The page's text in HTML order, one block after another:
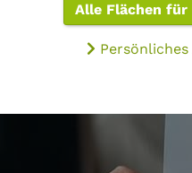
Alle Flächen für